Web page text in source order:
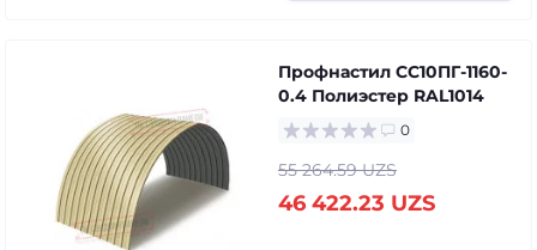
Профнастил СС10ПГ-1160-
0.4 Полиэстер RAL1014
0
55 264.59 UZS
46 422.23 UZS